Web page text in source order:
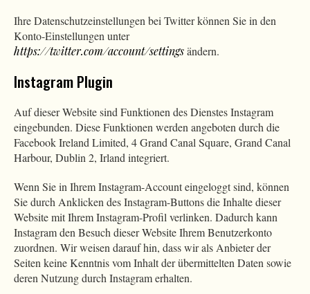
Ihre Datenschutzeinstellungen bei Twitter können Sie in den
Konto-Einstellungen unter
https://twitter.com/account/settingsändern.
Instagram Plugin
Auf dieser Website sind Funktionen des Dienstes Instagram
eingebunden. Diese Funktionen werden angeboten durch die
Facebook Ireland Limited, 4 Grand Canal Square, Grand Canal
Harbour, Dublin 2, Irland integriert.
Wenn Sie in Ihrem Instagram-Account eingeloggt sind, können
Sie durch Anklicken des Instagram-Buttons die Inhalte dieser
Website mit Ihrem Instagram-Profil verlinken. Dadurch kann
Instagram den Besuch dieser Website Ihrem Benutzerkonto
zuordnen. Wir weisen darauf hin, dass wir als Anbieter der
Seiten keine Kenntnis vom Inhalt der übermittelten Daten sowie
deren Nutzung durch Instagram erhalten.